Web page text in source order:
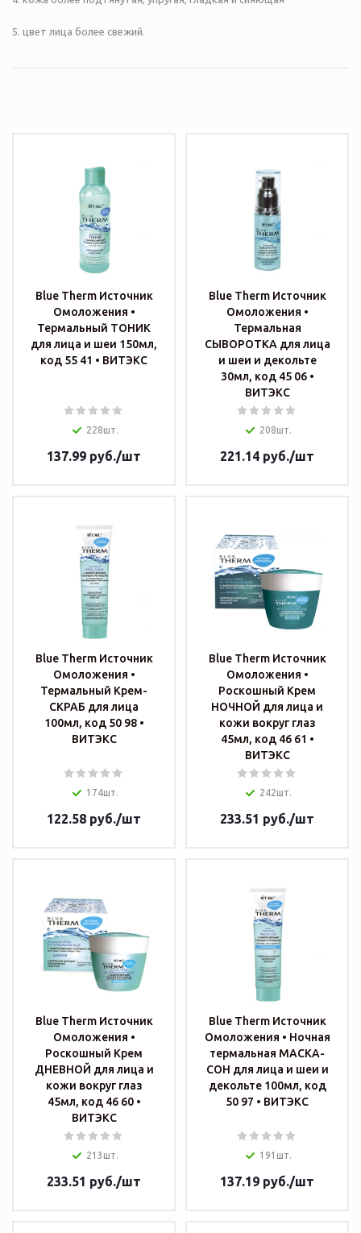
5. цвет лица более свежий.
Blue Therm Источник
Омоложения •
Термальный ТОНИК
для лица и шеи 150мл,
код 55 41 • ВИТЭКС
228шт.
137.99 руб./шт
Blue Therm Источник
Омоложения •
Термальная
СЫВОРОТКА для лица
и шеи и декольте
30мл, код 45 06 •
ВИТЭКС
208шт.
221.14 руб./шт
Blue Therm Источник
Омоложения •
Термальный Крем-
СКРАБ для лица
100мл, код 50 98 •
ВИТЭКС
174шт.
122.58 руб./шт
Blue Therm Источник
Омоложения •
Роскошный Крем
НОЧНОЙ для лица и
кожи вокруг глаз
45мл, код 46 61 •
ВИТЭКС
242шт.
233.51 руб./шт
Blue Therm Источник
Омоложения •
Роскошный Крем
ДНЕВНОЙ для лица и
кожи вокруг глаз
45мл, код 46 60 •
ВИТЭКС
213шт.
233.51 руб./шт
Blue Therm Источник
Омоложения • Ночная
термальная МАСКА-
СОН для лица и шеи и
декольте 100мл, код
50 97 • ВИТЭКС
191шт.
137.19 руб./шт